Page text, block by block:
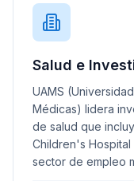
Salud e
UAMS
Médicas) lidera
de salud que
Children's Hospital
sector de empleo